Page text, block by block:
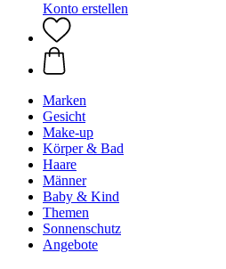
Konto erstellen
Marken
Gesicht
Make-up
Körper & Bad
Haare
Männer
Baby & Kind
Themen
Sonnenschutz
Angebote